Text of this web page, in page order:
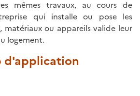
mêmes travaux, au cours de
qui installe ou pose les
matériaux ou appareils valide leur
logement.
d'application